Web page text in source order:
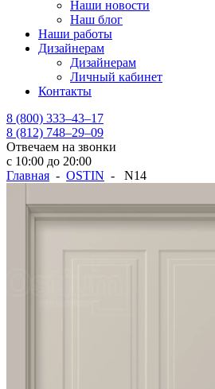
Наши новости
Наш блог
Наши работы
Дизайнерам
Дизайнерам
Личный кабинет
Контакты
8 (800) 333–43–17
8 (812) 748–29–09
Отвечаем на звонки
с 10:00 до 20:00
Главная - OSTIN - N14